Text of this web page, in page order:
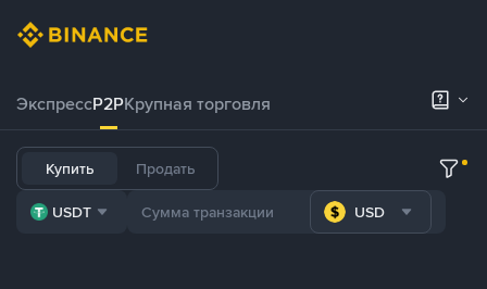
ЭкспрессP2PКрупная торговля
Купить Продать
USDT USD